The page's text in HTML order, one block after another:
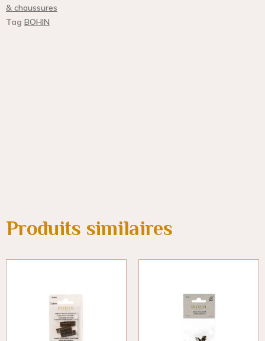
& chaussures
Tag BOHIN
Produits similaires